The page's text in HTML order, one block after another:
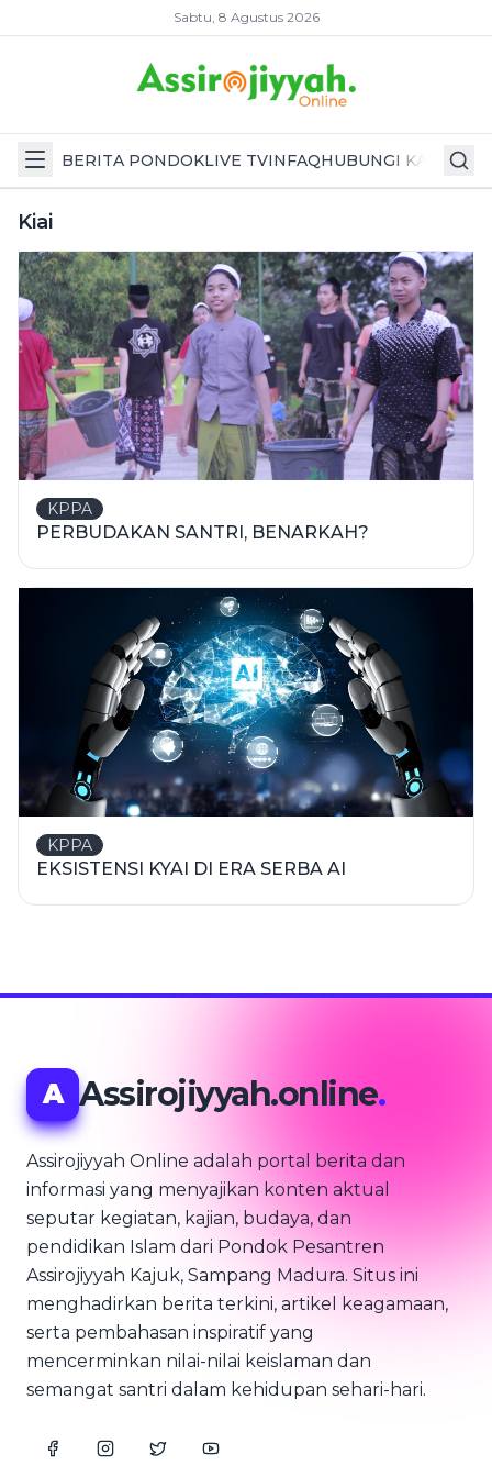
Sabtu, 8 Agustus 2026
BERITA PONDOKLIVE TVINFAQHUBUNGI KAMI
Kiai
KPPA
PERBUDAKAN SANTRI, BENARKAH?
KPPA
EKSISTENSI KYAI DI ERA SERBA AI
A Assirojiyyah.online.
Assirojiyyah Online adalah portal berita dan
informasi yang menyajikan konten aktual
seputar kegiatan, kajian, budaya, dan
pendidikan Islam dari Pondok Pesantren
Assirojiyyah Kajuk, Sampang Madura. Situs ini
menghadirkan berita terkini, artikel keagamaan,
serta pembahasan inspiratif yang
mencerminkan nilai-nilai keislaman dan
semangat santri dalam kehidupan sehari-hari.